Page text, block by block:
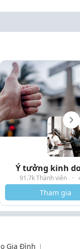
Ý tưởng kinh
91.7k Thành viên ·
Tham gia
Gia Đình